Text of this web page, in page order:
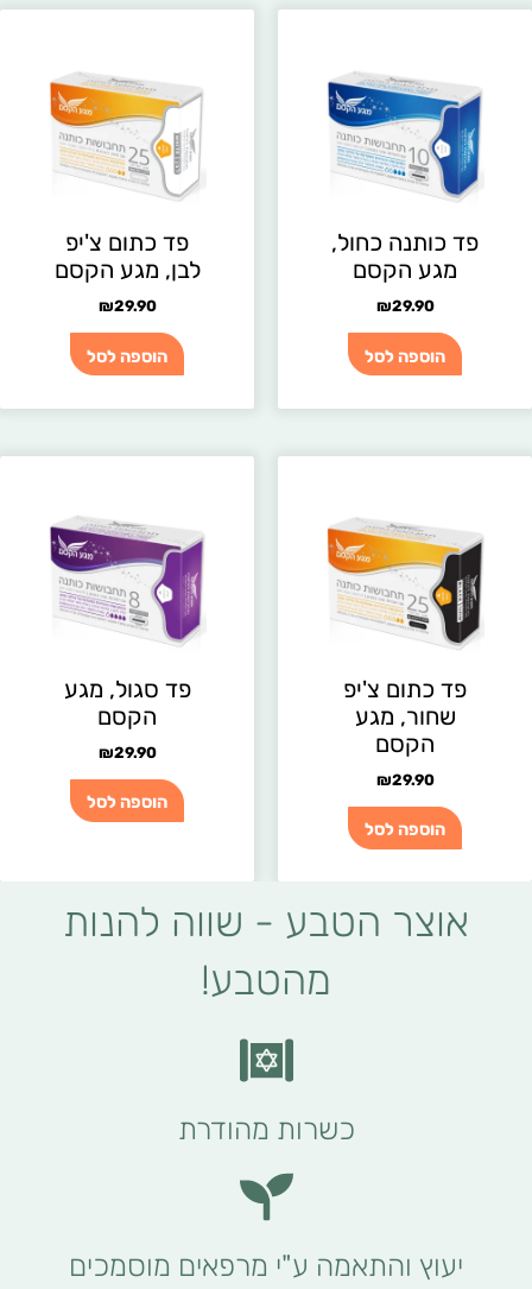
פד כותנה כחול,
מגע הקסם
₪29.90
הוספה לסל
פד כתום צ'יפ
לבן, מגע הקסם
₪29.90
הוספה לסל
פד כתום צ'יפ
שחור, מגע
הקסם
₪29.90
הוספה לסל
פד סגול, מגע
הקסם
₪29.90
הוספה לסל
אוצר הטבע - שווה להנות
מהטבע!
כשרות מהודרת
יעוץ והתאמה ע"י מרפאים מוסמכים